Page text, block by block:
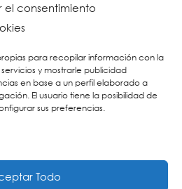
el consentimiento
para recopilar información con la
y mostrarle publicidad
en base a un perfil elaborado a
El usuario tiene la posibilidad de
sus preferencias.
Todo